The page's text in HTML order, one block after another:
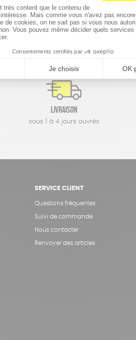
Livraison
sous 1 à 4 jours ouvrés
SERVICE CLIENT
Questions fréquentes
Suivi de commande
Nous contacter
Renvoyer des articles